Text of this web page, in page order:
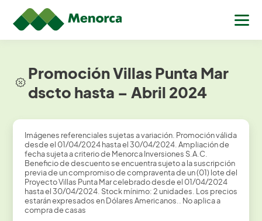
Promoción Villas Punta Mar
dscto hasta – Abril 2024
Imágenes referenciales sujetas a variación. Promoción válida
desde el 01/04/2024 hasta el 30/04/2024. Ampliación de
fecha sujeta a criterio de Menorca Inversiones S.A.C.
Beneficio de descuento se encuentra sujeto a la suscripción
previa de un compromiso de compraventa de un (01) lote del
Proyecto Villas Punta Mar celebrado desde el 01/04/2024
hasta el 30/04/2024. Stock mínimo: 2 unidades. Los precios
estarán expresados en Dólares Americanos.. No aplica a
compra de casas